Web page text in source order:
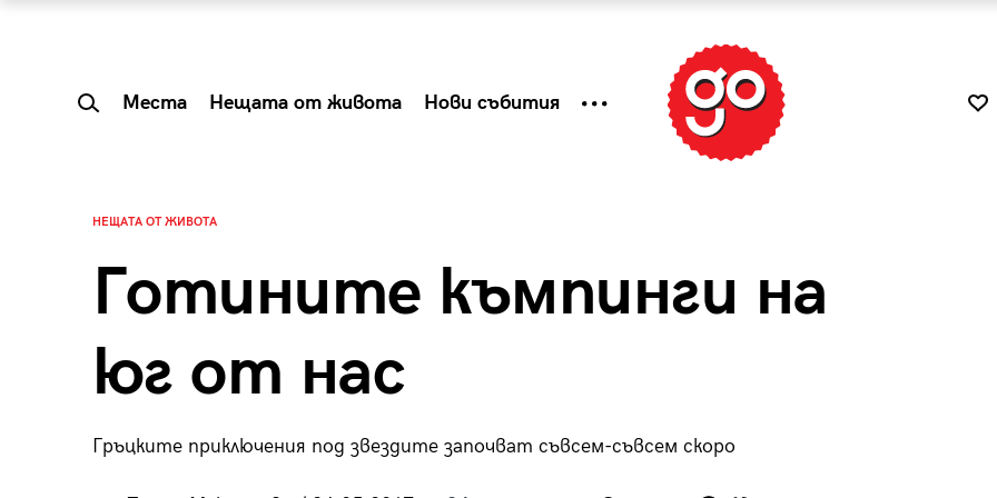
Места Нещата от живота Нови събития
НЕЩАТА ОТ ЖИВОТА
Готините къмпинги на
юг от нас
Гръцките приключения под звездите започват съвсем-съвсем скоро
Summer Prelude: как
Tender is the Wine – Какво